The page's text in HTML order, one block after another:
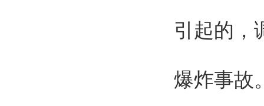
引起的，
爆炸事故